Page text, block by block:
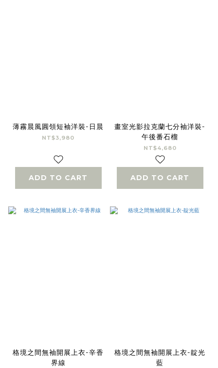
薄霧晨風圓領短袖洋裝-日晨
NT$3,980
ADD TO CART
畫室光影拉克蘭七分袖洋裝-
午後番石榴
NT$4,680
ADD TO CART
格境之間無袖開展上衣-辛香
界線
格境之間無袖開展上衣-靛光
藍